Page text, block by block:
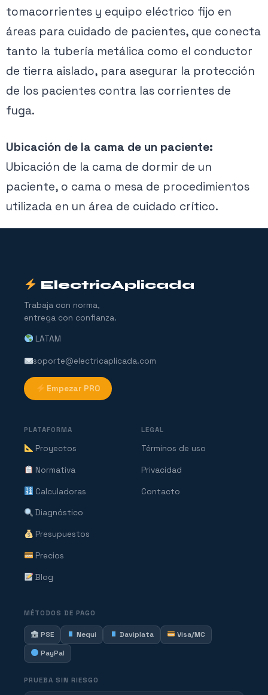
tomacorrientes y equipo eléctrico fijo en
áreas para cuidado de pacientes, que conecta
tanto la tubería metálica como el conductor
de tierra aislado, para asegurar la protección
de los pacientes contra las corrientes de
fuga.
Ubicación de la cama de un paciente:
Ubicación de la cama de dormir de un
paciente, o cama o mesa de procedimientos
utilizada en un área de cuidado crítico.
ElectricAplicada
Trabaja con norma,
entrega con confianza.
LATAM
soporte@electricaplicada.com
Empezar PRO
PLATAFORMA
Proyectos
Normativa
Calculadoras
Diagnóstico
Presupuestos
Precios
Blog
LEGAL
Términos de uso
Privacidad
Contacto
MÉTODOS DE PAGO
PSE Nequi Daviplata
Visa/MC
PayPal
PRUEBA SIN RIESGO